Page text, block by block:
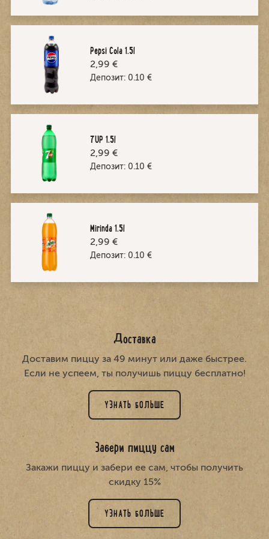
Pepsi Cola 1.5l
2,99 €
Депозит: 0.10 €
7UP 1.5l
2,99 €
Депозит: 0.10 €
Mirinda 1.5l
2,99 €
Депозит: 0.10 €
Доставка
Доставим пиццу за 49 минут или даже быстрее.
Если не успеем, ты получишь пиццу бесплатно!
УЗНАТЬ БОЛЬШЕ
Забери пиццу сам
Закажи пиццу и забери ее сам, чтобы получить
скидку 15%
УЗНАТЬ БОЛЬШЕ